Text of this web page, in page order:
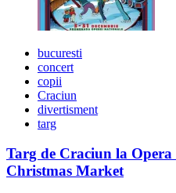
bucuresti
concert
copii
Craciun
divertisment
targ
Targ de Craciun la
Christmas Market